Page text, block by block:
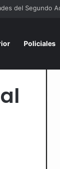
la Ley de Tierras
Policiales